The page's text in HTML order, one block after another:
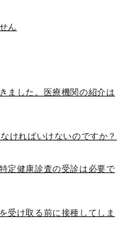
ん
ました。医療機関の紹介は
ければいけないのですか？
定健康診査の受診は必要で
受け取る前に接種してしま